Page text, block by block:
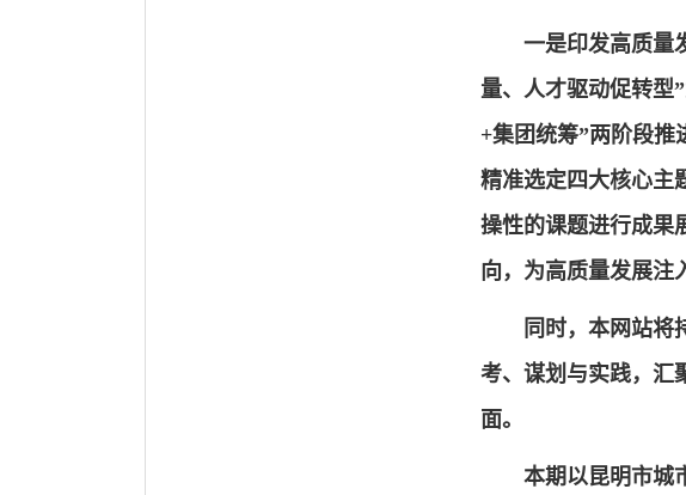
一是印发高质量
量、人才驱动促转型
+集团统筹”两阶段推
精准选定四大核心主
操性的课题进行成果
向，为高质量发展注
同时，本网站将
考、谋划与实践，汇
面。
本期以昆明市城